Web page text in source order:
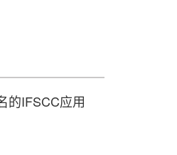
的IFSCC应用